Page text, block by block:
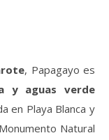
, Papagayo es
y aguas verde
en Playa Blanca y
Natural